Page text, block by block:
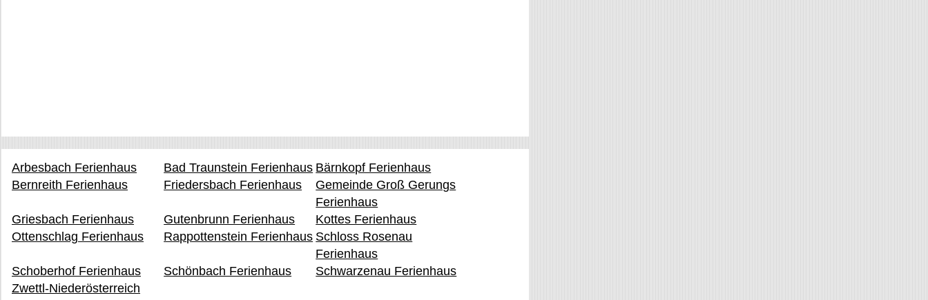
Arbesbach Ferienhaus Bad Traunstein Ferienhaus Bärnkopf Ferienhaus
Bernreith Ferienhaus
Friedersbach Ferienhaus
Gemeinde Groß Gerungs
Ferienhaus
Griesbach Ferienhaus
Gutenbrunn Ferienhaus
Kottes Ferienhaus
Ottenschlag Ferienhaus
Rappottenstein Ferienhaus Schloss Rosenau
Ferienhaus
Schoberhof Ferienhaus
Schönbach Ferienhaus
Schwarzenau Ferienhaus
Zwettl-Niederösterreich